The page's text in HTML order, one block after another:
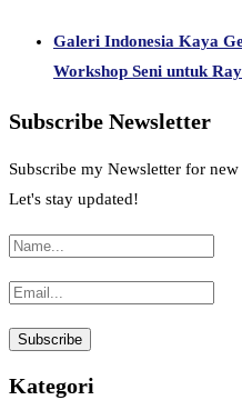
Galeri Indonesia Kaya
Workshop Seni untuk
Subscribe Newsletter
Subscribe my Newsletter for
Let's stay updated!
Kategori